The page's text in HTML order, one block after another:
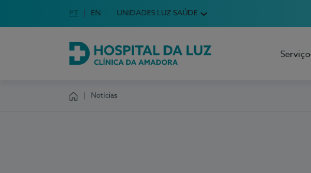
Escolha o seu idioma
Idioma em Português
PT English Language
EN UNIDADES LUZ SAÚDE
Hospital da Luz Clínica da Amadora
Notícias